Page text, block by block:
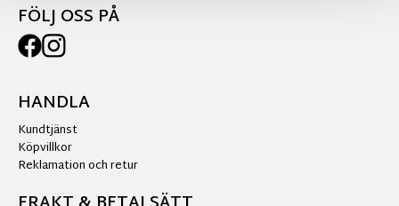
FÖLJ OSS PÅ
HANDLA
Kundtjänst
Köpvillkor
Reklamation och retur